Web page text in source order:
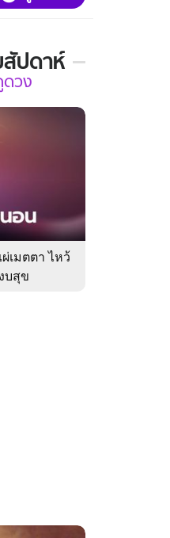
สัปดาห์
ดวง
มตตา ไหว้
บสุข